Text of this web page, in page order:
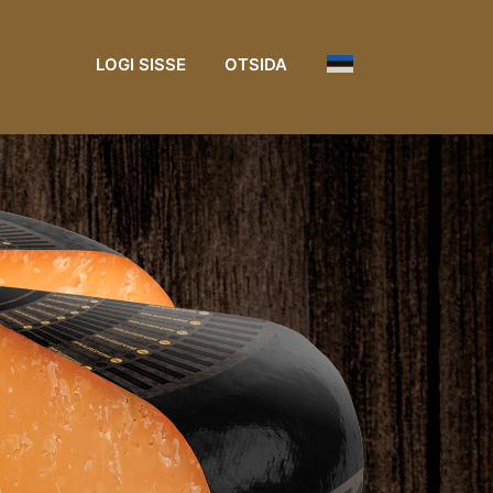
LOGI SISSE OTSIDA